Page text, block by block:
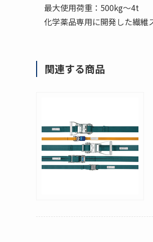
最大使用荷重：500kg〜4t
化学薬品専用に開発した繊維
関連する商品